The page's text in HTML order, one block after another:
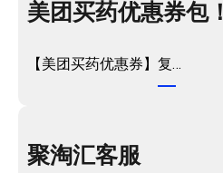
美团买药优惠券包！
【美团买药优惠券】复…
聚淘汇客服